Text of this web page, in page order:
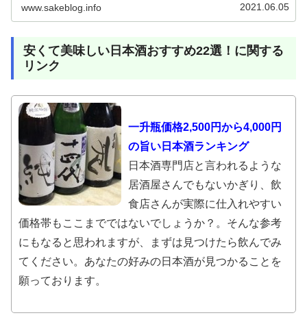
www.sakeblog.info 2021.06.05
安くて美味しい日本酒おすすめ22選！に関する
リンク
一升瓶価格2,500円から4,000円
の旨い日本酒ランキング
日本酒専門店と言われるような
居酒屋さんでもないかぎり、飲
食店さんが実際に仕入れやすい
価格帯もここまでではないでしょうか？。そんな参考
にもなると思われますが、まずは見つけたら飲んでみ
てください。あなたの好みの日本酒が見つかることを
願っております。